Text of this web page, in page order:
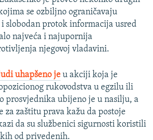
se ozbiljno ograničavaju
slobodan protok informacija usred
najveća i najupornija
njegovoj vladavini.
uhapšeno je u akciji koja je
rukovodstva u egzilu ili
prosvjednika ubijeno je u nasilju, a
za zaštitu prava kažu da postoje
da su službenici sigurnosti koristili
od privedenih.